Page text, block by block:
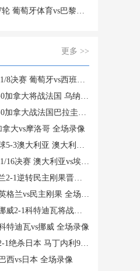
vs巴黎圣日耳曼 全场录像
更多 >>
葡萄牙vs西班牙 精彩片段
法国 乌纳希双响迪亚斯两助
圭胜者 乌纳希双响迪亚斯两助
拿大vs摩洛哥 全场录像
亚119分钟换门将埃及4罚全中
澳大利亚vs埃及 进球视频
果晋级16强 凯恩双响+绝杀
兰vs民主刚果 全场录像
战巴西 哈兰德绝杀努萨世界波
特迪瓦vs挪威 全场录像
利95分钟绝杀卡塞米罗头球破门
西vs日本 全场录像